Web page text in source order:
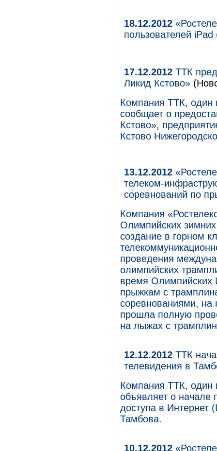
18.12.2012
пользователей iPad
17.12.2012 ТТК
Ликид Кстово»
Компания ТТК, один
сообщает о
Кстово»,
Кстово
13.12.2012
телеком-
соревнований по
Компания
Олимпийских
создание в горном
проведения
олимпийских
время Олимпийских
прыжкам с
соревнованиями, на
прошла полную
на лыжах с
12.12.2012 ТТК
телевидения в
Компания ТТК, один
объявляет о начале
доступа в Интернет
Тамбова.
10.12.2012